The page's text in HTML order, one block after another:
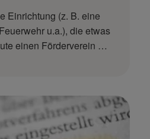
Einrichtung (z. B. eine
u.a.), die etwas
einen Förderverein …